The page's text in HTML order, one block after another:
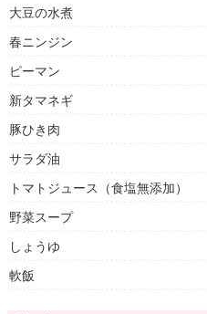
大豆の水煮
春ニンジン
ピーマン
新タマネギ
豚ひき肉
サラダ油
トマトジュース（食塩無添加）
野菜スープ
しょうゆ
軟飯